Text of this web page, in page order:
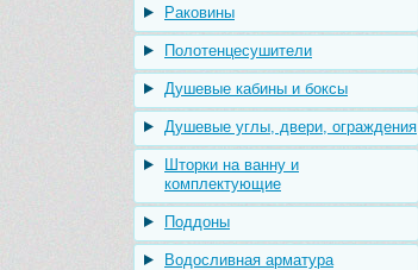
Раковины
Полотенцесушители
Душевые кабины и боксы
Душевые углы, двери, ограждения
Шторки на ванну и
комплектующие
Поддоны
Водосливная арматура